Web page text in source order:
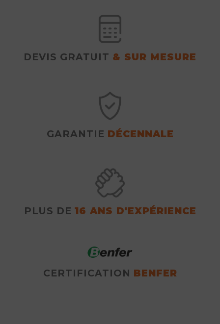
DEVIS GRATUIT & SUR MESURE
GARANTIE DÉCENNALE
PLUS DE 16 ANS D'EXPÉRIENCE
CERTIFICATION BENFER